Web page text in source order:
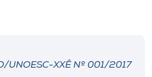
UNOESC-XXÊ Nº 001/2017